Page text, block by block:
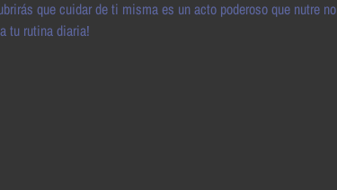
que cuidar de ti misma es un acto poderoso que nutre no
tu rutina diaria!